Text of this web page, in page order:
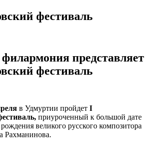
фестиваль
представляет
фестиваль
в Удмуртии пройдет I
приуроченный к большой дате
великого русского композитора
Рахманинова.